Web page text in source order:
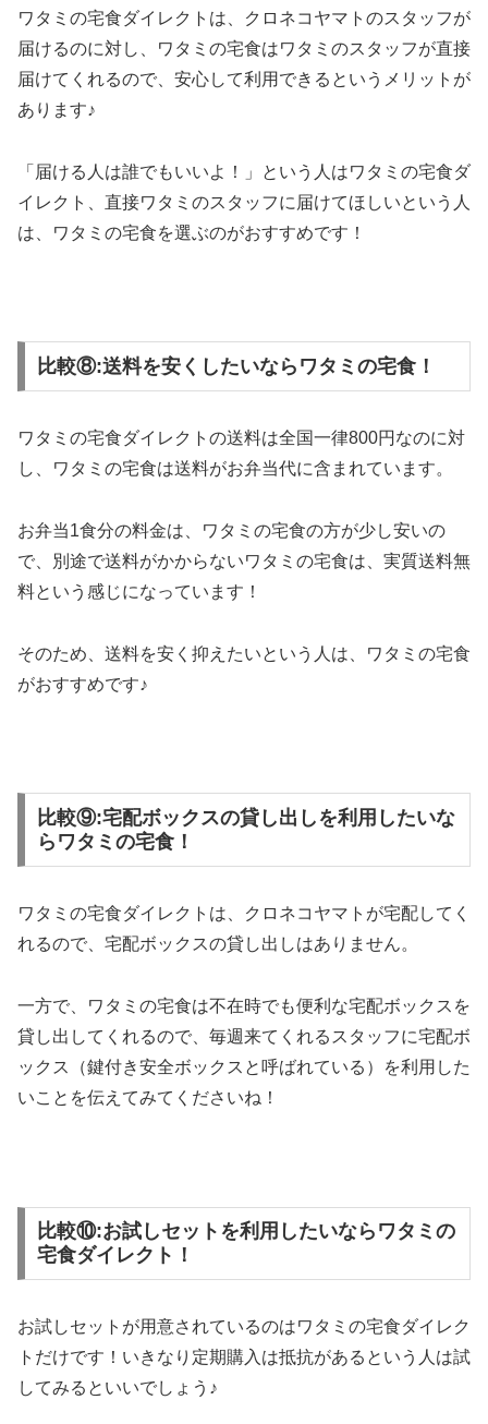
ワタミの宅食ダイレクトは、クロネコヤマトのスタッフが
届けるのに対し、ワタミの宅食はワタミのスタッフが直接
届けてくれるので、安心して利用できるというメリットが
あります♪
「届ける人は誰でもいいよ！」という人はワタミの宅食ダ
イレクト、直接ワタミのスタッフに届けてほしいという人
は、ワタミの宅食を選ぶのがおすすめです！
比較⑧:送料を安くしたいならワタミの宅食！
ワタミの宅食ダイレクトの送料は全国一律800円なのに対
し、
ワタミの宅食は送料がお弁当代に含まれています。
お弁当1食分の料金は、ワタミの宅食の方が少し安いの
で、
別途で送料がかからないワタミの宅食は、実質送料無
料という感じになっています！
そのため、送料を安く抑えたいという人は、ワタミの宅食
がおすすめです♪
比較⑨:宅配ボックスの貸し出しを利用したいな
らワタミの宅食！
ワタミの宅食ダイレクトは、クロネコヤマトが宅配してく
れるので、宅配ボックスの貸し出しはありません。
一方で、ワタミの宅食は不在時でも便利な宅配ボックスを
貸し出してくれるので、毎週来てくれるスタッフに宅配ボ
ックス（鍵付き安全ボックスと呼ばれている）を利用した
いことを伝えてみてくださいね！
比較⑩:お試しセットを利用したいならワタミの
宅食ダイレクト！
お試しセットが用意されているのはワタミの宅食ダイレク
トだけです！いきなり定期購入は抵抗があるという人は試
してみるといいでしょう♪